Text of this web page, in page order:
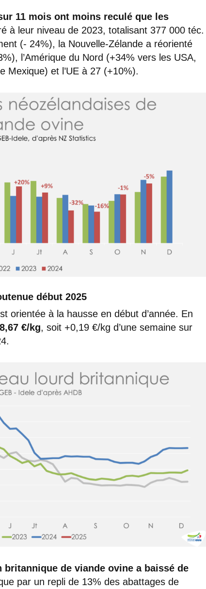
11 mois ont moins reculé que les
à leur niveau de 2023, totalisant 377 000 téc.
(- 24%), la Nouvelle-Zélande a réorienté
l’Amérique du Nord (+34% vers les USA,
Mexique) et l’UE à 27 (+10%).
début 2025
orientée à la hausse en début d’année. En
8,67 €/kg, soit +0,19 €/kg d’une semaine sur
de viande ovine a baissé de
par un repli de 13% des abattages de